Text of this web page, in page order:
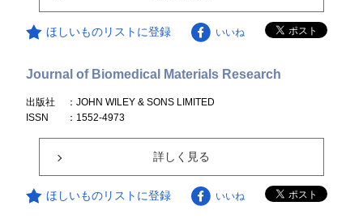
ほしいものリストに登録 いいね
Journal of Biomedical Materials Research
出版社
：JOHN WILEY & SONS LIMITED
ISSN
：1552-4973
詳しく見る
ほしいものリストに登録 いいね